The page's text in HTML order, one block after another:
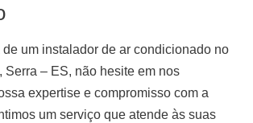
de um instalador de ar condicionado no
Serra – ES, não hesite em nos
expertise e compromisso com a
um serviço que atende às suas